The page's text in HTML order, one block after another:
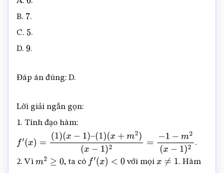
6
B. 7 .
C. 5.
D. 9.
Đáp án đúng: D.
Lời giải ngắn gọn:
1. Tính đạo hàm:
f′ x)= )(x +m2)( m2( x− 1 )2 .
2. Vì m2 ≥0 , ta có f′ x)< 0 với mọix≠1
. Hàm